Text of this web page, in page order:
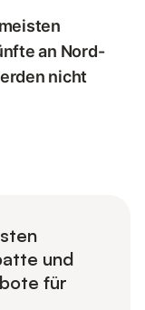
an Nord-
nicht
und
für